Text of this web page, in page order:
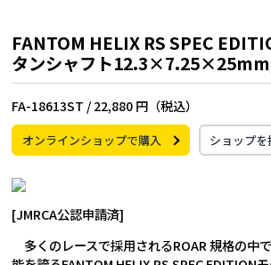
FANTOM HELIX RS SPEC
タンシャフト
FA-18613ST / 22,880 円（税込）
オンラインショップで購入 ショップを
[JMRCA公認申請済]
多くのレースで採用されるROAR 規格の中